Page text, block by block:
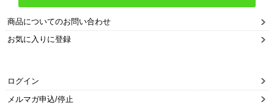
商品についてのお問い合わせ
お気に入りに登録
ログイン
メルマガ申込/停止